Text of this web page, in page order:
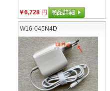
￥6,728 円
W16-045N4D